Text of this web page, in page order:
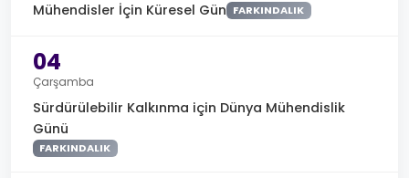
Mühendisler İçin Küresel Gün FARKINDALIK
04
Çarşamba
Sürdürülebilir Kalkınma için Dünya Mühendislik
Günü
FARKINDALIK